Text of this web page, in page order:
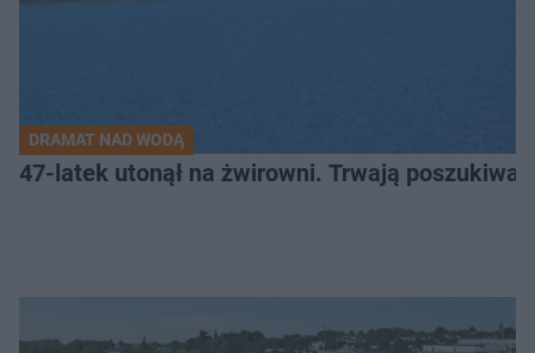
DRAMAT NAD WODĄ
47-latek utonął na żwirowni. Trwają